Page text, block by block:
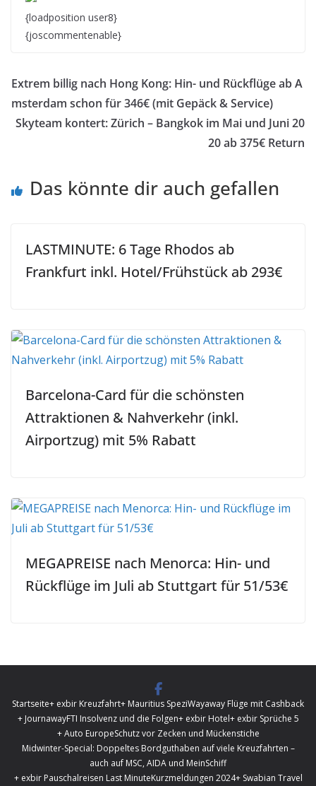
{loadposition user8}
{joscommentenable}
Extrem billig nach Hong Kong: Hin- und Rückflüge ab A
msterdam schon für 346€ (mit Gepäck & Service)
Skyteam kontert: Zürich – Bangkok im Mai und Juni 20
20 ab 375€ Return
Das könnte dir auch gefallen
LASTMINUTE: 6 Tage Rhodos ab
Frankfurt inkl. Hotel/Frühstück ab 293€
Barcelona-Card für die schönsten
Attraktionen & Nahverkehr (inkl.
Airportzug) mit 5% Rabatt
MEGAPREISE nach Menorca: Hin- und
Rückflüge im Juli ab Stuttgart für 51/53€
Startseite+ exbir Kreuzfahrt+ Mauritius SpeziWayaway Flüge mit Cashback
+ JournawayFTI Insolvenz und die Folgen+ exbir Hotel+ exbir Sprüche 5
+ Auto EuropeSchutz vor Zecken und Mückenstiche
Midwinter-Special: Doppeltes Bordguthaben auf viele Kreuzfahrten –
auch auf MSC, AIDA und MeinSchiff
+ exbir Pauschalreisen Last MinuteKurzmeldungen 2024+ Swabian Travel